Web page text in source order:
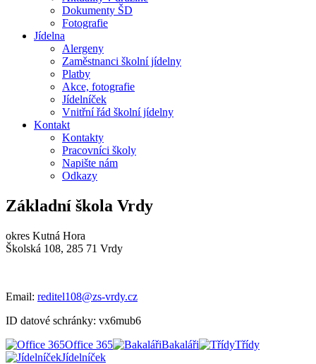
Dokumenty ŠD
Fotografie
Jídelna
Alergeny
Zaměstnanci školní jídelny
Platby
Akce, fotografie
Jídelníček
Vnitřní řád školní jídelny
Kontakt
Kontakty
Pracovníci školy
Napište nám
Odkazy
Základní škola Vrdy
okres Kutná Hora
Školská 108, 285 71 Vrdy
Email: reditel108@zs-vrdy.cz
ID datové schránky: vx6mub6
Office 365
Bakaláři
Třídy
Jídelníček